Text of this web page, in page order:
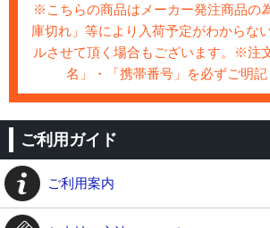
※こちらの商品はメーカー発注商品の
庫切れ」等により入荷予定がわからな
ルさせて頂く場合もございます。※注
名」・「携帯番号」を必ずご明記
ご利用ガイド
ご利用案内